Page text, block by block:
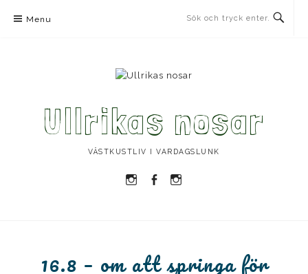
Menu
Ullrikas nosar
VÄSTKUSTLIV I VARDAGSLUNK
Instagram
Facebook
16.8 – om att springa för